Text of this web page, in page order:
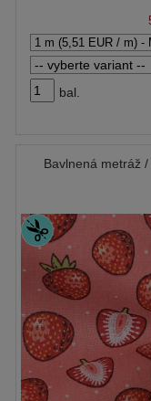
bal.
Bavlnená metráž